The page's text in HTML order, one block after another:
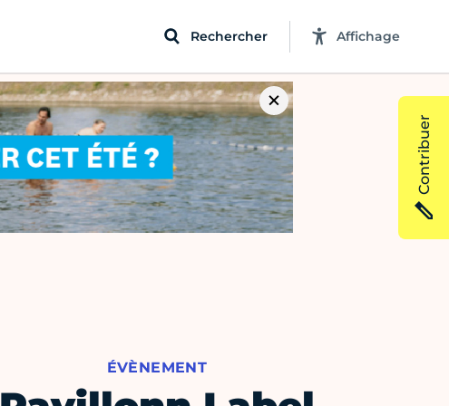
Rechercher Affichage
ÉVÈNEMENT
Contribuer